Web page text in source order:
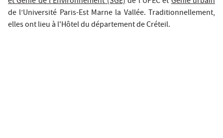
de l’Université Paris-Est Marne la Vallée. Traditionnellement,
elles ont lieu à l'Hôtel du département de Créteil.